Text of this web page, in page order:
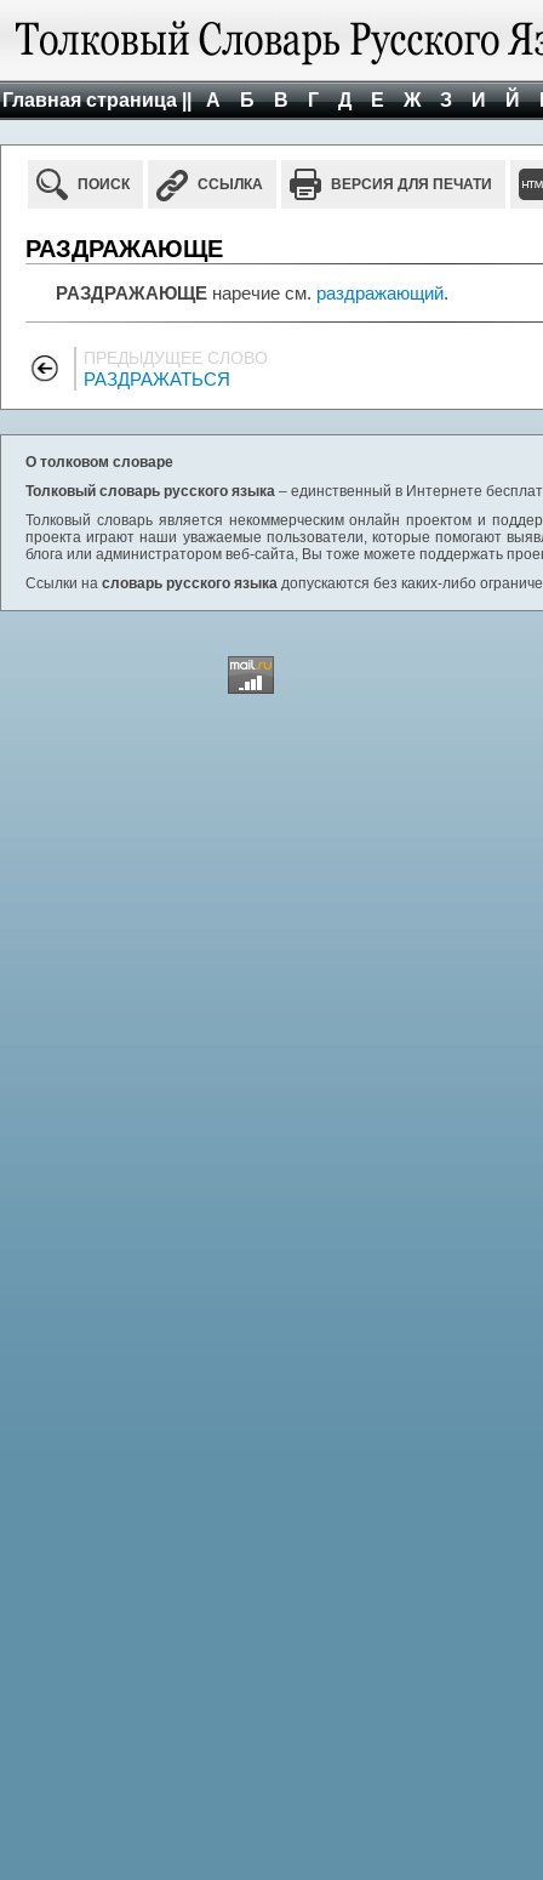
Главная страница || А Б В Г Д Е Ж З И Й
ПОИСК ССЫЛКА ВЕРСИЯ ДЛЯ ПЕЧАТИ
РАЗДРАЖАЮЩЕ
РАЗДРАЖАЮЩЕ наречие см. раздражающий.
ПРЕДЫДУЩЕЕ СЛОВО
РАЗДРАЖАТЬСЯ
О толковом словаре
Толковый словарь русского языка – единственный в Интернете
Толковый словарь является некоммерческим онлайн проектом и
проекта играют наши уважаемые пользователи, которые помогают
блога или администратором веб-сайта, Вы тоже можете поддержать
Ссылки на словарь русского языка допускаются без каких-либо